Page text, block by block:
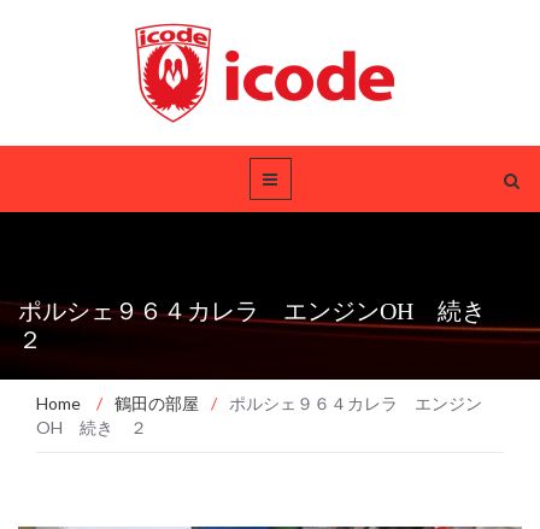
ポルシェ９６４カレラ エンジンOH 続き
２
Home / 鶴田の部屋 /
ポルシェ９６４カレラ エンジン
OH 続き ２